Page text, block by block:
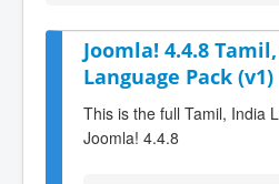
Joomla! 4.4.8
Language Pack (v1)
This is the full Tamil, India
Joomla! 4.4.8